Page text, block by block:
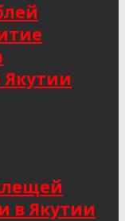
Якутии
в Якутии